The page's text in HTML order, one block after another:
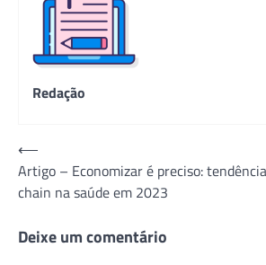
Redação
Navegação
de
Post
⟵
Artigo – Economizar é preciso:
chain na saúde em 2023
Deixe um comentário